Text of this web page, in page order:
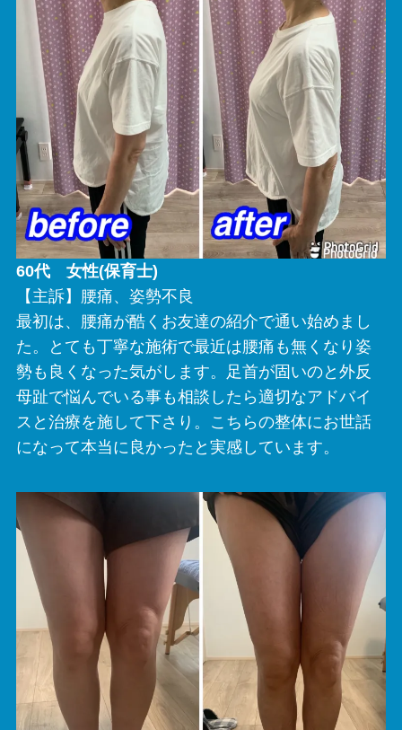
60代 女性(保育士)
【主訴】腰痛、姿勢不良
最初は、腰痛が酷くお友達の紹介で通い始めまし
た。とても丁寧な施術で最近は腰痛も無くなり姿
勢も良くなった気がします。足首が固いのと外反
母趾で悩んでいる事も相談したら適切なアドバイ
スと治療を施して下さり。こちらの整体にお世話
になって本当に良かったと実感しています。